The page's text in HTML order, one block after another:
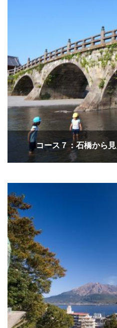
コース７：石橋から